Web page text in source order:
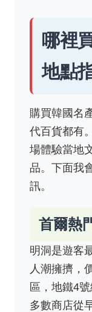
哪裡
地點
購買韓國名
代百貨都有
場體驗當地
品。下面我
訊。
首爾熱
明洞是遊客
人潮擁擠，
區，地鐵4
多數商店從